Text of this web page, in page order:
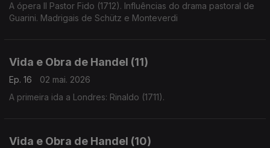
A ópera Il Pastor Fido (1712). Influências do drama pastoral de
Guarini. Madrigais de Schütz e Monteverdi
Vida e Obra de Handel (11)
Ep. 16
02 mai. 2026
A primeira ida a Londres: Rinaldo (1711).
Vida e Obra de Handel (10)